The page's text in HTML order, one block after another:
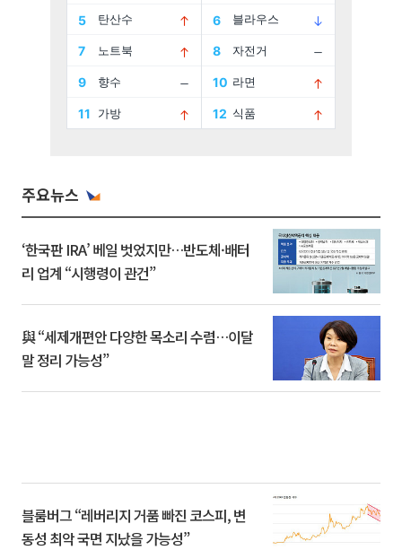
주요뉴스
‘한국판 IRA’ 베일 벗었지만…반도체·배터
리 업계 “시행령이 관건”
與 “세제개편안 다양한 목소리 수렴…이달
말 정리 가능성”
블룸버그 “레버리지 거품 빠진 코스피, 변
동성 최악 국면 지났을 가능성”